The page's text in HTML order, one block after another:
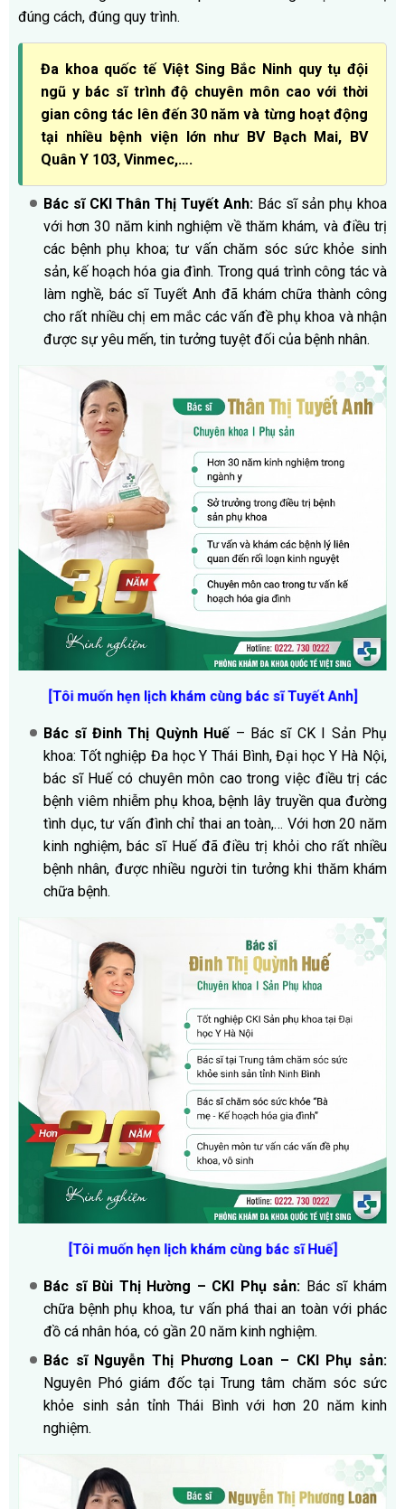
đúng cách, đúng quy trình.
Đa khoa quốc tế Việt Sing Bắc Ninh quy tụ đội
ngũ y bác sĩ trình độ chuyên môn cao với thời
gian công tác lên đến 30 năm và từng hoạt động
tại nhiều bệnh viện lớn như BV Bạch Mai, BV
Quân Y 103, Vinmec,….
Bác sĩ CKI Thân Thị Tuyết Anh:Bác sĩ sản phụ khoa
với hơn 30 năm kinh nghiệm về thăm khám, và điều trị
các bệnh phụ khoa; tư vấn chăm sóc sức khỏe sinh
sản, kế hoạch hóa gia đình. Trong quá trình công tác và
làm nghề, bác sĩ Tuyết Anh đã khám chữa thành công
cho rất nhiều chị em mắc các vấn đề phụ khoa và nhận
được sự yêu mến, tin tưởng tuyệt đối của bệnh nhân.
[Tôi muốn hẹn lịch khám cùng bác sĩ Tuyết Anh]
Bác sĩ Đinh Thị Quỳnh Huế – Bác sĩ CK I Sản Phụ
khoa: Tốt nghiệp Đa học Y Thái Bình, Đại học Y Hà Nội,
bác sĩ Huế có chuyên môn cao trong việc điều trị các
bệnh viêm nhiễm phụ khoa, bệnh lây truyền qua đường
tình dục, tư vấn đình chỉ thai an toàn,… Với hơn 20 năm
kinh nghiệm, bác sĩ Huế đã điều trị khỏi cho rất nhiều
bệnh nhân, được nhiều người tin tưởng khi thăm khám
chữa bệnh.
[Tôi muốn hẹn lịch khám cùng bác sĩ Huế]
Bác sĩ Bùi Thị Hường – CKI Phụ sản: Bác sĩ khám
chữa bệnh phụ khoa, tư vấn phá thai an toàn với phác
đồ cá nhân hóa, có gần 20 năm kinh nghiệm.
Bác sĩ Nguyễn Thị Phương Loan – CKI Phụ sản:
Nguyên Phó giám đốc tại Trung tâm chăm sóc sức
khỏe sinh sản tỉnh Thái Bình với hơn 20 năm kinh
nghiệm.